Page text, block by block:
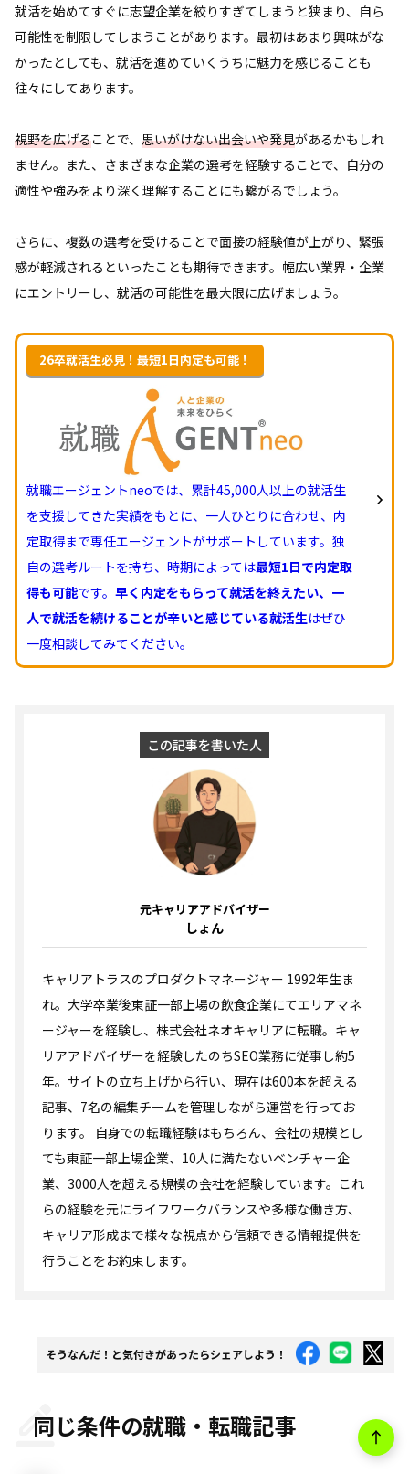
就活を始めてすぐに志望企業を絞りすぎてしまうと狭まり、自ら
可能性を制限してしまうことがあります。最初はあまり興味がな
かったとしても、就活を進めていくうちに魅力を感じることも
往々にしてあります。
視野を広げることで、 思いがけない出会いや発見があるかもしれ
ません。また、さまざまな企業の選考を経験することで、自分の
適性や強みをより深く理解することにも繋がるでしょう。
さらに、複数の選考を受けることで面接の経験値が上がり、緊張
感が軽減されるといったことも期待できます。幅広い業界・企業
にエントリーし、就活の可能性を最大限に広げましょう。
26卒就活生必見！最短1日内定も可能！
就職エージェントneoでは、累計45,000人以上の就活生
を支援してきた実績をもとに、一人ひとりに合わせ、内
定取得まで専任エージェントがサポートしています。独
自の選考ルートを持ち、時期によっては最短1日で内定取
得も可能です。 早く内定をもらって就活を終えたい、一
人で就活を続けることが辛いと感じている就活生はぜひ
一度相談してみてください。
この記事を書いた人
元キャリアアドバイザー
しょん
キャリアトラスのプロダクトマネージャー 1992年生ま
れ。大学卒業後東証一部上場の飲食企業にてエリアマネ
ージャーを経験し、株式会社ネオキャリアに転職。キャ
リアアドバイザーを経験したのちSEO業務に従事し約5
年。サイトの立ち上げから行い、現在は600本を超える
記事、7名の編集チームを管理しながら運営を行ってお
ります。 自身での転職経験はもちろん、会社の規模とし
ても東証一部上場企業、10人に満たないベンチャー企
業、3000人を超える規模の会社を経験しています。これ
らの経験を元にライフワークバランスや多様な働き方、
キャリア形成まで様々な視点から信頼できる情報提供を
行うことをお約束します。
そうなんだ！と気付きがあったらシェアしよう！
同じ条件の就職・転職記事